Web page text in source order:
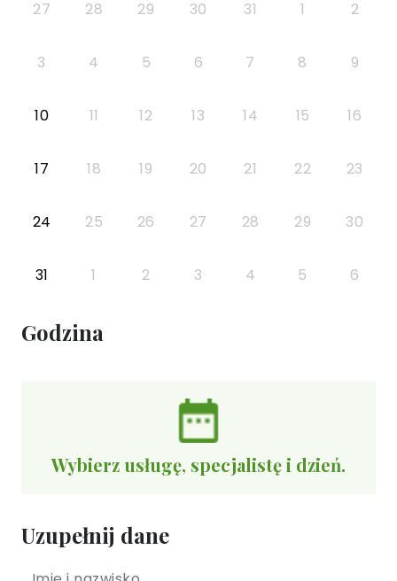
27 28 29 30 31 1 2
3 4 5 6 7 8 9
10 11 12 13 14 15 16
17 18 19 20 21 22 23
24 25 26 27 28 29 30
31 1 2 3 4 5 6
Godzina
Wybierz usługę, specjalistę i dzień.
Uzupełnij dane